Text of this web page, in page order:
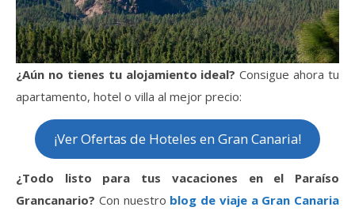
¿Aún no tienes tu alojamiento ideal? Consigue ahora tu
apartamento, hotel o villa al mejor precio:
¡Ver Ofertas de Hoteles en Gran Canaria!
¿Todo listo para tus vacaciones en el Paraíso
Grancanario? Con nuestro blog de viaje a Gran Canaria